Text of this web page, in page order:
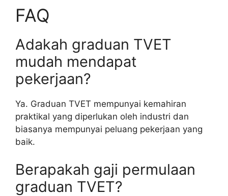
FAQ
Adakah graduan TVET
mudah mendapat
pekerjaan?
Ya. Graduan TVET mempunyai kemahiran
praktikal yang diperlukan oleh industri dan
biasanya mempunyai peluang pekerjaan yang
baik.
Berapakah gaji permulaan
graduan TVET?